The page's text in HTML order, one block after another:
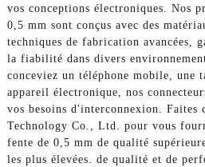
vos conceptions électroniques. Nos
0,5 mm sont conçus avec des
techniques de fabrication avancées,
la fiabilité dans divers
conceviez un téléphone mobile, une
appareil électronique, nos
vos besoins d'interconnexion. Faites
Technology Co., Ltd. pour vous
fente de 0,5 mm de qualité
les plus élevées. de qualité et de